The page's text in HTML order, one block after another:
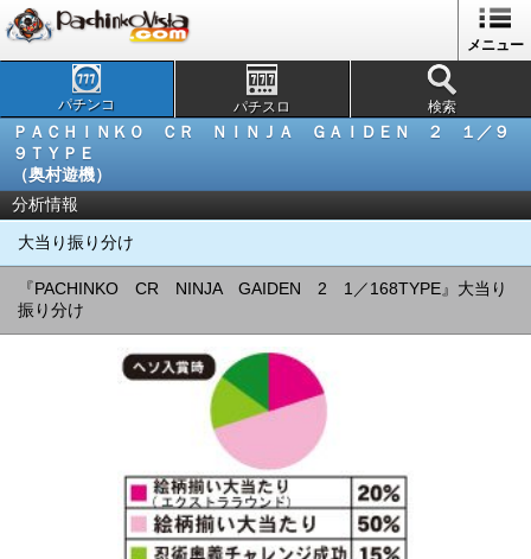
メニュー
パチンコ パチスロ 検索
ＰＡＣＨＩＮＫＯ ＣＲ ＮＩＮＪＡ ＧＡＩＤＥＮ ２ １／９
９ＴＹＰＥ
（奥村遊機）
分析情報
大当り振り分け
『PACHINKO CR NINJA GAIDEN 2 1／168TYPE』大当り
振り分け